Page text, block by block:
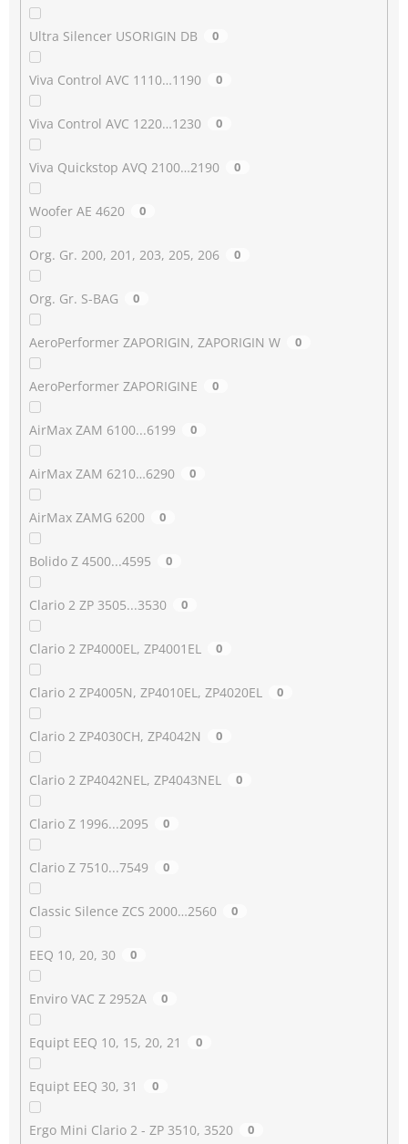
Ultra Silencer USORIGIN DB 0
Viva Control AVC 1110…1190 0
Viva Control AVC 1220…1230 0
Viva Quickstop AVQ 2100…2190 0
Woofer AE 4620 0
Org. Gr. 200, 201, 203, 205, 206 0
Org. Gr. S-BAG 0
AeroPerformer ZAPORIGIN, ZAPORIGIN W 0
AeroPerformer ZAPORIGINE 0
AirMax ZAM 6100...6199 0
AirMax ZAM 6210…6290 0
AirMax ZAMG 6200 0
Bolido Z 4500...4595 0
Clario 2 ZP 3505...3530 0
Clario 2 ZP4000EL, ZP4001EL 0
Clario 2 ZP4005N, ZP4010EL, ZP4020EL 0
Clario 2 ZP4030CH, ZP4042N 0
Clario 2 ZP4042NEL, ZP4043NEL 0
Clario Z 1996...2095 0
Clario Z 7510...7549 0
Classic Silence ZCS 2000…2560 0
EEQ 10, 20, 30 0
Enviro VAC Z 2952A 0
Equipt EEQ 10, 15, 20, 21 0
Equipt EEQ 30, 31 0
Ergo Mini Clario 2 - ZP 3510, 3520 0